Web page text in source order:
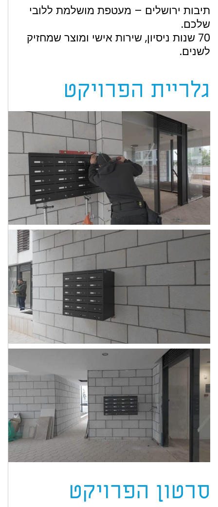
תיבות ירושלים – מעטפת מושלמת ללובי
שלכם.
70 שנות ניסיון, שירות אישי ומוצר שמחזיק
לשנים.
גלריית הפרויקט
סרטון הפרויקט